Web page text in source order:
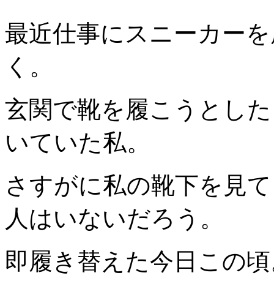
最近仕事にスニーカー
く。
玄関で靴を履こうとし
いていた私。
さすがに私の靴下を見
人はいないだろう。
即履き替えた今日この